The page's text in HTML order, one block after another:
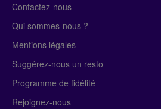
Contactez-nous
Qui sommes-nous ?
Mentions légales
Suggérez-nous un resto
Programme de fidélité
Rejoignez-nous